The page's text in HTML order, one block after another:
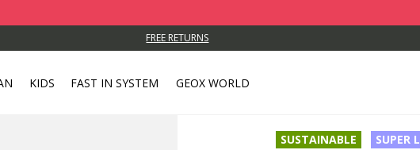
FREE RETURNS
KIDS FAST IN SYSTEM GEOX WORLD
SUSTAINABLE SUPER